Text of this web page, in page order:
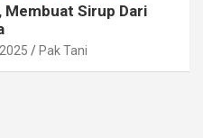
Membuat Sirup Dari
Pak Tani